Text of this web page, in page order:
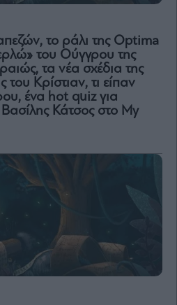
το ράλι της Οptima
του Ούγγρου της
τα νέα σχέδια της
του Κρίστιαν, τι είπαν
ένα hot quiz για
Κάτσος στο My